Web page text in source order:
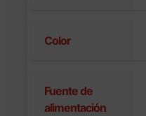
Color
Fuente de
alimentación